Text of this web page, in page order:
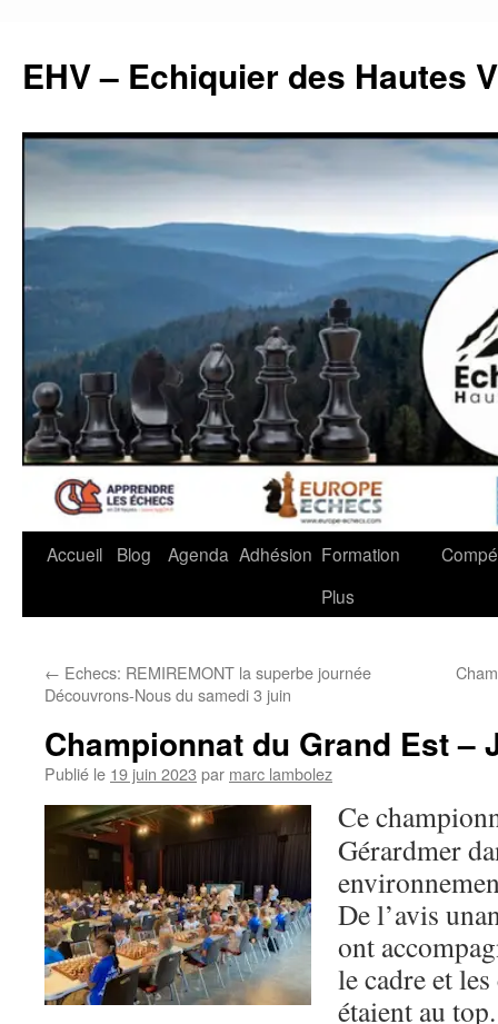
contenu
EHV – Echiquier des Hautes
Accueil Blog Agenda Adhésion Formation
Plus
← Echecs: REMIREMONT la superbe journée
Découvrons-Nous du samedi 3 juin
Championnat du Grand Est –
Publié le 19 juin 2023 par marc lambolez
Ce
Gérardmer
De l’avis
ont
le cadre et
étaient au top.